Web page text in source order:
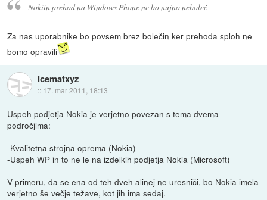
Nokiin prehod na Windows Phone ne bo nujno neboleč
Za nas uporabnike bo povsem brez bolečin ker prehoda sploh ne
bomo opravili
Icematxyz
:: 17. mar 2011, 18:13
Uspeh podjetja Nokia je verjetno povezan s tema dvema
področjima:
-Kvalitetna strojna oprema (Nokia)
-Uspeh WP in to ne le na izdelkih podjetja Nokia (Microsoft)
V primeru, da se ena od teh dveh alinej ne uresniči, bo Nokia imela
verjetno še večje težave, kot jih ima sedaj.